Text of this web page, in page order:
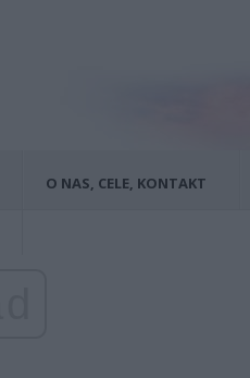
O NAS, CELE, KONTAKT